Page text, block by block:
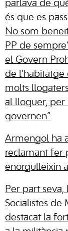
parlava de
és que es
No som
PP de
el Govern
de l’habitatge
molts
al lloguer, per
governen”.
Armengol ha
reclamant fer
enorgulleixin
Per part
Socialistes de
destacat la